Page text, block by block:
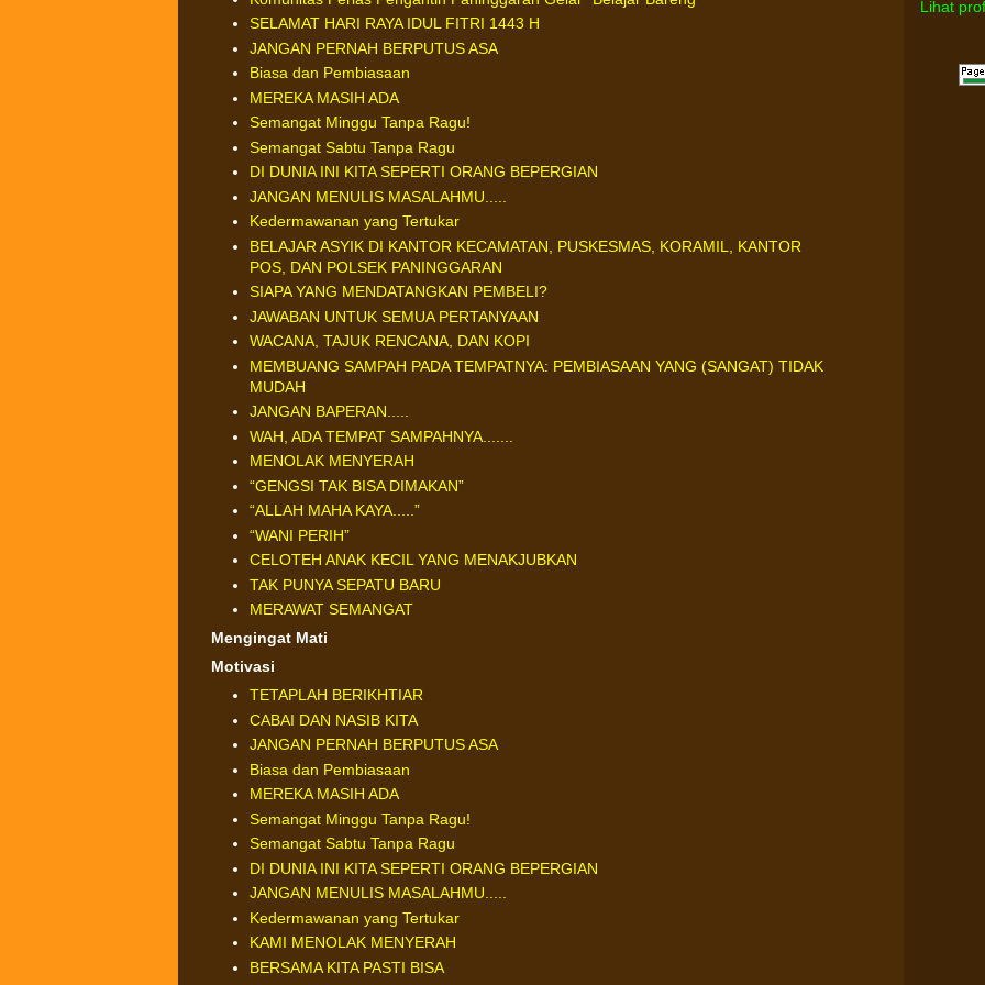
SELAMAT HARI RAYA IDUL FITRI 1443 H
JANGAN PERNAH BERPUTUS ASA
Biasa dan Pembiasaan
MEREKA MASIH ADA
Semangat Minggu Tanpa Ragu!
Semangat Sabtu Tanpa Ragu
DI DUNIA INI KITA SEPERTI ORANG BEPERGIAN
JANGAN MENULIS MASALAHMU.....
Kedermawanan yang Tertukar
BELAJAR ASYIK DI KANTOR KECAMATAN, PUSKESMAS, KORAMIL, KANTOR
POS, DAN POLSEK PANINGGARAN
SIAPA YANG MENDATANGKAN PEMBELI?
JAWABAN UNTUK SEMUA PERTANYAAN
WACANA, TAJUK RENCANA, DAN KOPI
MEMBUANG SAMPAH PADA TEMPATNYA: PEMBIASAAN YANG (SANGAT) TIDAK
MUDAH
JANGAN BAPERAN.....
WAH, ADA TEMPAT SAMPAHNYA.......
MENOLAK MENYERAH
“GENGSI TAK BISA DIMAKAN”
“ALLAH MAHA KAYA.....”
“WANI PERIH”
CELOTEH ANAK KECIL YANG MENAKJUBKAN
TAK PUNYA SEPATU BARU
MERAWAT SEMANGAT
Mengingat Mati
Motivasi
TETAPLAH BERIKHTIAR
CABAI DAN NASIB KITA
JANGAN PERNAH BERPUTUS ASA
Biasa dan Pembiasaan
MEREKA MASIH ADA
Semangat Minggu Tanpa Ragu!
Semangat Sabtu Tanpa Ragu
DI DUNIA INI KITA SEPERTI ORANG BEPERGIAN
JANGAN MENULIS MASALAHMU.....
Kedermawanan yang Tertukar
KAMI MENOLAK MENYERAH
BERSAMA KITA PASTI BISA
Lihat